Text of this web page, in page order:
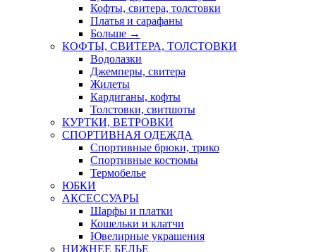
Кофты, свитера, толстовки
Платья и сарафаны
Больше →
КОФТЫ, СВИТЕРА, ТОЛСТОВКИ
Водолазки
Джемперы, свитера
Жилеты
Кардиганы, кофты
Толстовки, свитшоты
КУРТКИ, ВЕТРОВКИ
СПОРТИВНАЯ ОДЕЖДА
Спортивные брюки, трико
Спортивные костюмы
Термобелье
ЮБКИ
AКСЕССУАРЫ
Шарфы и платки
Кошельки и клатчи
Ювелирные украшения
НИЖНЕЕ БЕЛЬЕ